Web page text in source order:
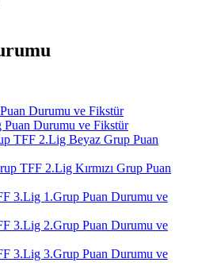
Durumu ve Fikstür
Durumu ve Fikstür
TFF 2.Lig Beyaz Grup Puan
TFF 2.Lig Kırmızı Grup Puan
3.Lig 1.Grup Puan Durumu ve
3.Lig 2.Grup Puan Durumu ve
3.Lig 3.Grup Puan Durumu ve